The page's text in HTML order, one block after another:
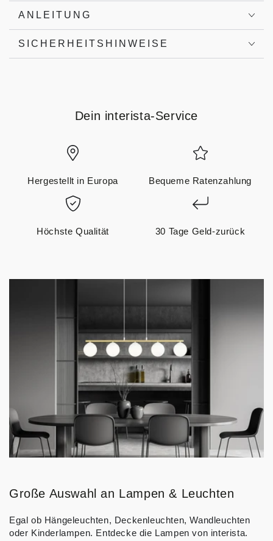
ANLEITUNG
SICHERHEITSHINWEISE
Dein interista-Service
Hergestellt in Europa Bequeme Ratenzahlung
Höchste Qualität 30 Tage Geld-zurück
Große Auswahl an Lampen & Leuchten
Egal ob Hängeleuchten, Deckenleuchten, Wandleuchten
oder Kinderlampen. Entdecke die Lampen von interista.